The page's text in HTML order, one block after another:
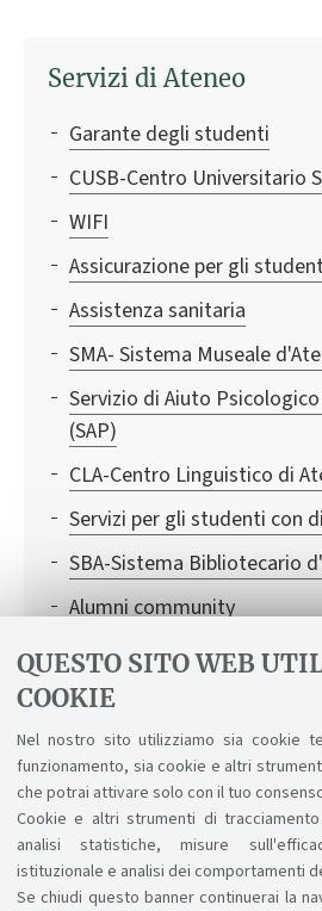
QUESTO SITO WEB
COOKIE
Nel nostro sito utilizziamo sia cookie
funzionamento, sia cookie e altri
che potrai attivare solo con il tuo
Cookie e altri strumenti di
analisi statistiche, misure
istituzionale e analisi dei comportamenti
Se chiudi questo banner continuerai la
Servizi di Ateneo
Garante degli studenti
CUSB-Centro Universitario
WIFI
Assicurazione per gli
Assistenza sanitaria
SMA- Sistema Museale
Servizio di Aiuto
(SAP)
CLA-Centro Linguistico di
Servizi per gli studenti con
SBA-Sistema Bibliotecario
Alumni community
Sportello universitario
genere
Consigliera di Fiducia: un
discriminazioni, molestie
psicologiche